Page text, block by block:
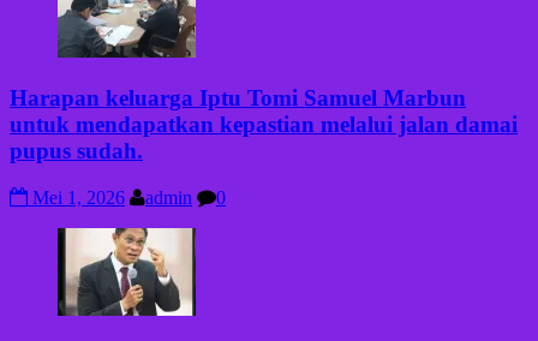
Harapan keluarga Iptu Tomi Samuel Marbun
untuk mendapatkan kepastian melalui jalan damai
pupus sudah.
Mei 1, 2026 admin 0